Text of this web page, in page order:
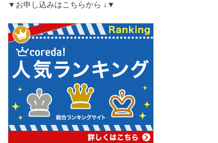
▼お申し込みはこちらから ↓▼